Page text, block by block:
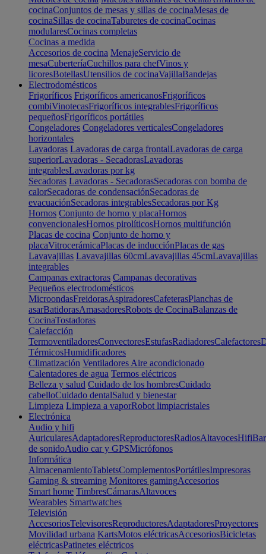
cocinaConjuntos de mesas y sillas de cocinaMesas de
cocinaSillas de cocinaTaburetes de cocinaCocinas
modularesCocinas completas
Cocinas a medida
Accesorios de cocina MenajeServicio de
mesaCuberteríaCuchillos para chefVinos y
licoresBotellasUtensilios de cocinaVajillaBandejas
Electrodomésticos
Frigoríficos Frigoríficos americanosFrigoríficos
combiVinotecasFrigoríficos integrablesFrigoríficos
pequeñosFrigoríficos portátiles
Congeladores Congeladores verticalesCongeladores
horizontales
Lavadoras Lavadoras de carga frontalLavadoras de carga
superiorLavadoras - SecadorasLavadoras
integrablesLavadoras por kg
Secadoras Lavadoras - SecadorasSecadoras con bomba de
calorSecadoras de condensaciónSecadoras de
evacuaciónSecadoras integrablesSecadoras por Kg
Hornos Conjunto de horno y placaHornos
convencionalesHornos pirolíticosHornos multifunción
Placas de cocina Conjunto de horno y
placaVitrocerámicaPlacas de inducciónPlacas de gas
Lavavajillas Lavavajillas 60cmLavavajillas 45cmLavavajillas
integrables
Campanas extractoras Campanas decorativas
Pequeños electrodomésticos
MicroondasFreidorasAspiradoresCafeterasPlanchas de
asarBatidorasAmasadoresRobots de CocinaBalanzas de
CocinaTostadoras
Calefacción
TermoventiladoresConvectoresEstufasRadiadoresCalefactores
TérmicosHumidificadores
Climatización Ventiladores Aire acondicionado
Calentadores de agua Termos eléctricos
Belleza y salud Cuidado de los hombresCuidado
cabelloCuidado dentalSalud y bienestar
Limpieza Limpieza a vaporRobot limpiacristales
Electrónica
Audio y hifi
AuricularesAdaptadoresReproductoresRadiosAltavocesHifi
de sonidoAudio car y GPSMicrófonos
Informática
AlmacenamientoTabletsComplementosPortátilesImpresoras
Gaming & streaming Monitores gamingAccesorios
Smart home TimbresCámarasAltavoces
Wearables Smartwatches
Televisión
AccesoriosTelevisoresReproductoresAdaptadoresProyectores
Movilidad urbana KartsMotos eléctricasAccesoriosBicicletas
eléctricasPatinetes eléctricos